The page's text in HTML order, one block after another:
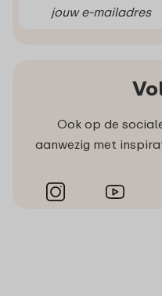
Ook op de
aanwezig met